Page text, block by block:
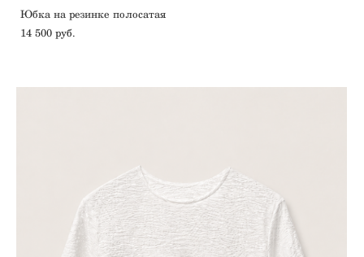
Юбка на резинке полосатая
14 500 pуб.